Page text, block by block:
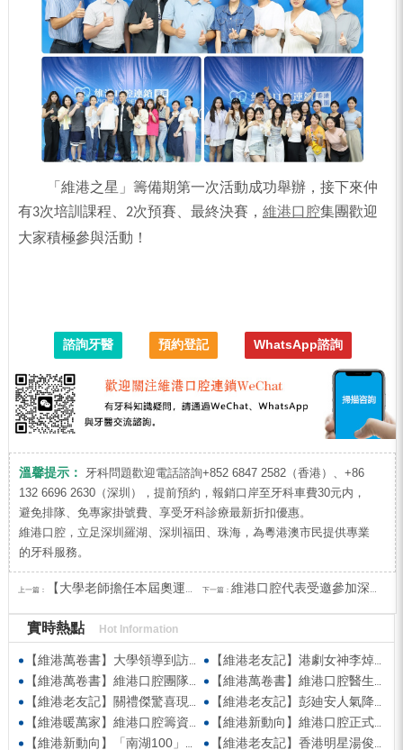
「 維港之星 」籌備期第一次活動成功舉辦，接下來仲
有3次培訓課程、 2次預賽、最終決賽， 維港口腔集團歡迎
大家積極參與活動！
諮詢牙醫 預約登記 WhatsApp諮詢
溫馨提示：
牙科問題歡迎電話諮詢+852 6847 2582（香港）、+86
132 6696 2630（深圳），提前預約，報銷口岸至牙科車費30元内，
避免排隊、免專家掛號費、享受牙科診療最新折扣優惠。
維港口腔，立足深圳羅湖、深圳福田、珠海，為粵港澳市民提供專業
的牙科服務。
上一篇： 【大學老師擔任本屆奧運會裁判】巴黎奧運會花樣遊泳比賽唯一中國裁判：白慕煒老師 下一篇： 維港口腔代表受邀參加深圳市醫院管理者協會活動，負責選舉投票監票工作
實時熱點 Hot Information
【維港萬卷書】大學領導到訪維港口腔參觀交流 高度讚賞院感消毒與規範化管理
【維港老友記】港劇女神李焯寧現身維港口腔擔任一日店長，分享護牙心得
【維港萬卷書】維港口腔團隊走進香港書展 感受閱讀力量拓寬專業視野
【維港萬卷書】維港口腔醫生團隊受邀參與美國登士柏西諾德專題研討 聚焦無牙頜種植修復前沿策略
【維港老友記】關禮傑驚喜現身維港口腔出任明星一日CEO 即場演繹同分享經驗！
【維港老友記】彭廸安人氣降臨維港口腔任明星一日店長 勁歌熱舞快閃表演點燃全場！
【維港暖萬家】維港口腔籌資捐款援助廣西洪澇災區 攜手香港廣西南寧同鄉會共獻愛心
【維港新動向】維港口腔正式獲聘為「羅湖區社會醫療機構行業協會監事單位」
【維港新動向】「南湖100」品牌發佈會 維港口腔獲評「突出貢獻企業」殊榮
【維港老友記】香港明星湯俊明驚喜現身維港口腔 擔任明星一日店長！